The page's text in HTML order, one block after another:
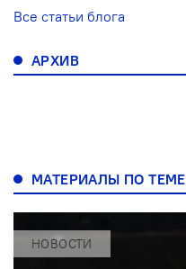
Все статьи блога
АРХИВ
МАТЕРИАЛЫ ПО ТЕМЕ
НОВОСТИ